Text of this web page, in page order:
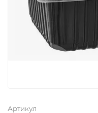
Артикул